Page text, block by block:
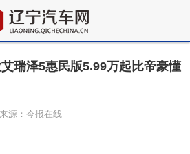
瑞泽5惠民版5.99万起比帝豪懂
源：今报在线